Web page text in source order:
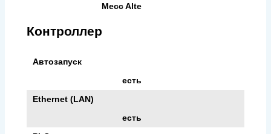
Mecc Alte
Контроллер
Автозапуск
есть
Ethernet (LAN)
есть